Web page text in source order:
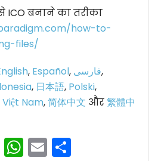
ICO बनाने का तरीका
how-to-
files/
, Español, فارسی,
, 日本語, Polski,
Việt Nam,简体中文 और繁體中
LinkedIn
WhatsApp
Email